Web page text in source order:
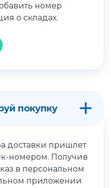
номер
о складах.
покупку
доставки пришлет
номером. Получив
в персональном
приложении